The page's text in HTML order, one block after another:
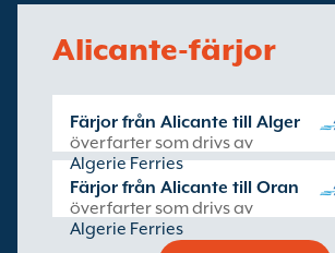
Alicante-färjor
Färjor från Alicante till Alger
överfarter som drivs av
Algerie Ferries
Färjor från Alicante till Oran
överfarter som drivs av
Algerie Ferries